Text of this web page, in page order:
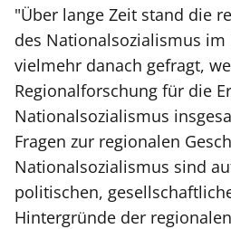
"Über lange Zeit stand die
des Nationalsozialismus im
vielmehr danach gefragt,
Regionalforschung für die
Nationalsozialismus
Fragen zur regionalen
Nationalsozialismus sind
politischen,
Hintergründe der